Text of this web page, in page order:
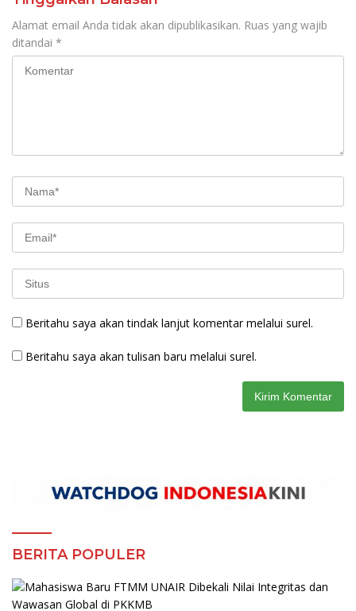
Alamat email Anda tidak akan dipublikasikan. Ruas yang wajib
ditandai *
Beritahu saya akan tindak lanjut komentar melalui surel.
Beritahu saya akan tulisan baru melalui surel.
BERITA POPULER